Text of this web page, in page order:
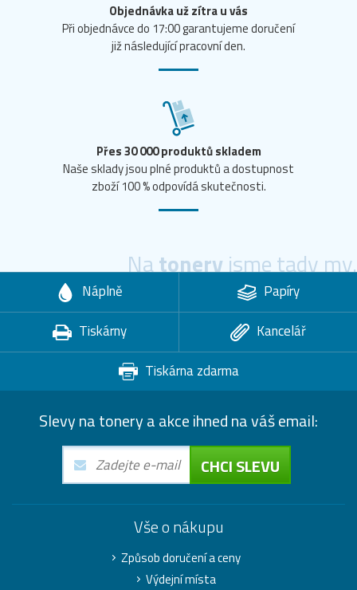
Objednávka už zítra u vás
Při objednávce do 17:00 garantujeme doručení
již následující pracovní den.
Přes 30 000 produktů skladem
Naše sklady jsou plné produktů a dostupnost
zboží 100 % odpovídá skutečnosti.
Natoneryjsme tady my.
Náplně
Papíry
Tiskárny
Kancelář
Tiskárna zdarma
Slevy na tonery a akce ihned na váš email:
CHCI SLEVU
Vše o nákupu
Způsob doručení a ceny
Výdejní místa